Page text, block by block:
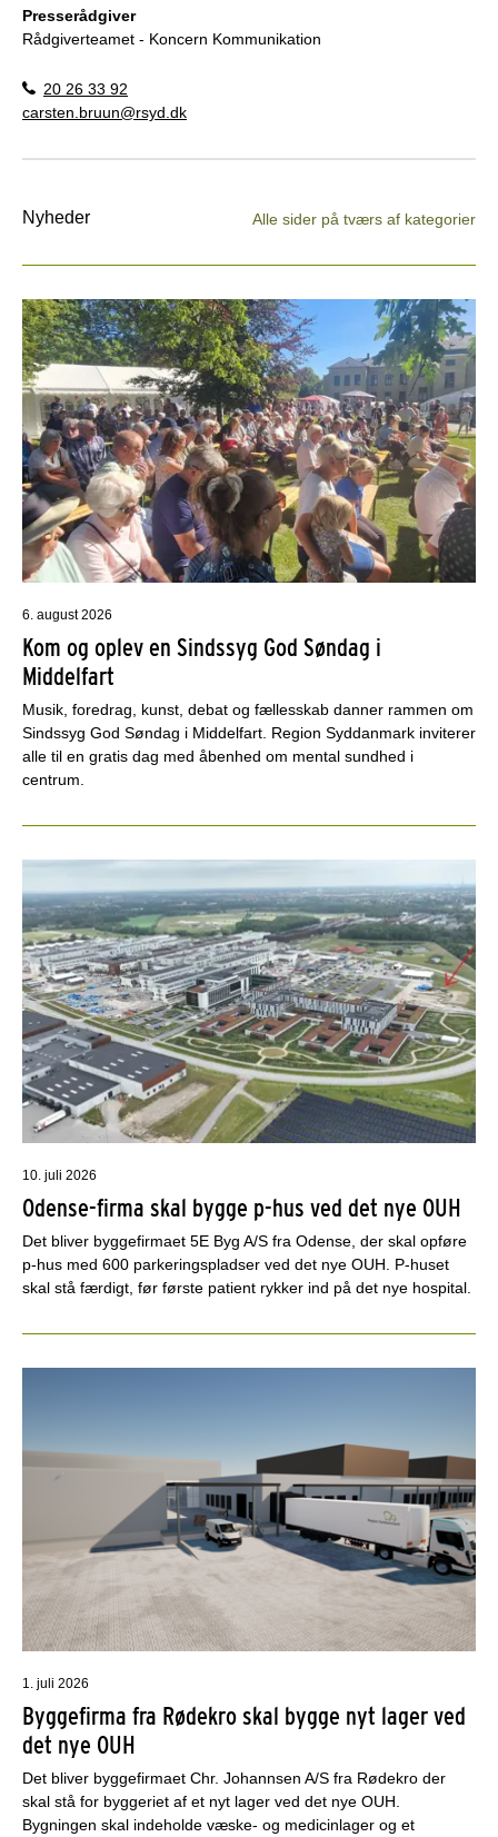
Presserådgiver
Rådgiverteamet - Koncern Kommunikation
20 26 33 92
carsten.bruun@rsyd.dk
Nyheder Alle sider på tværs af kategorier
6. august 2026
Kom og oplev en Sindssyg God Søndag i
Middelfart
Musik, foredrag, kunst, debat og fællesskab danner rammen om
Sindssyg God Søndag i Middelfart. Region Syddanmark inviterer
alle til en gratis dag med åbenhed om mental sundhed i
centrum.
10. juli 2026
Odense-firma skal bygge p-hus ved det nye OUH
Det bliver byggefirmaet 5E Byg A/S fra Odense, der skal opføre
p-hus med 600 parkeringspladser ved det nye OUH. P-huset
skal stå færdigt, før første patient rykker ind på det nye hospital.
1. juli 2026
Byggefirma fra Rødekro skal bygge nyt lager ved
det nye OUH
Det bliver byggefirmaet Chr. Johannsen A/S fra Rødekro der
skal stå for byggeriet af et nyt lager ved det nye OUH.
Bygningen skal indeholde væske- og medicinlager og et